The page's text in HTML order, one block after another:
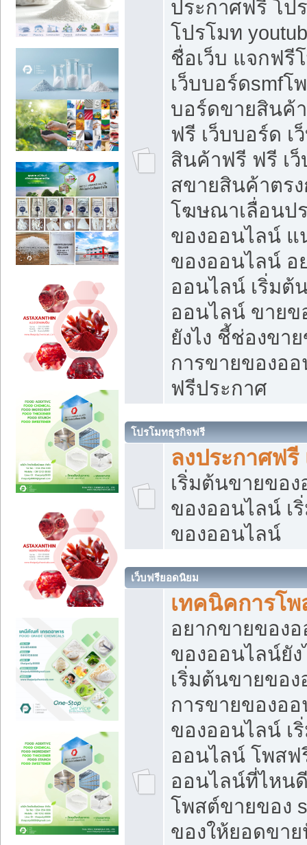
ประกาศฟรี โป
โปรโมท
ชื่อเว็บ แจกฟรี
เว็บบอร์ดsmfโ
บอร์ดขายสินค้
ฟรี เว็บบอร์ด เ
สินค้าฟรี ฟรี เ
สขายสินค้าตร
โฆษณาเลื่อนป
ของออนไลน์ แ
ของออนไลน์ อ
ออนไลน์ เริ่มต้
ออนไลน์ ขายข
ยังไง ชี้ช่องขา
การขายของออ
ฟรีประกาศ
โปรโมทธุรกิจฟรี
ลงประกาศฟรี
เริ่มต้นขายขอ
ของออนไลน์ เ
ของออนไลน์
เว็บฟรียอดนิยม
เทคนิคการโ
อยากขายของ
ของออนไลน์ยั
เริ่มต้นขายของ
การขายของอ
ของออนไลน์ เ
ออนไลน์ โพสฟ
ออนไลน์ที่ไหน
โพสต์ขายของ
ของให้ยอดขา